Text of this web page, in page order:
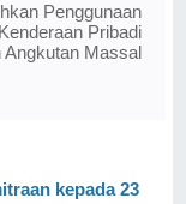
Penggunaan
Kenderaan Pribadi
Angkutan Massal
kepada 23